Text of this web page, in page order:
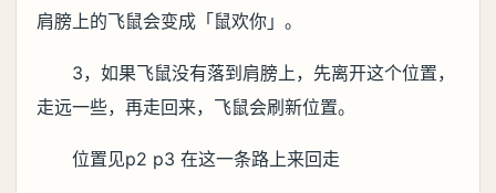
肩膀上的飞鼠会变成「鼠欢你」。
3，如果飞鼠没有落到肩膀上，先离开这个位置，
走远一些，再走回来，飞鼠会刷新位置。
位置见p2 p3 在这一条路上来回走